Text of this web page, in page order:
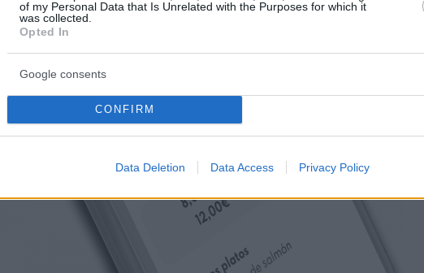
of my Personal Data that Is Unrelated with the Purposes for which it
was collected.
Opted In
Google consents
CONFIRM
Data Deletion Data Access Privacy Policy